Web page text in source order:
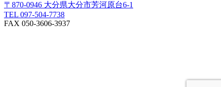
〒870-0946 大分県大分市芳河原台6-1
TEL 097-504-7738
FAX 050-3606-3937